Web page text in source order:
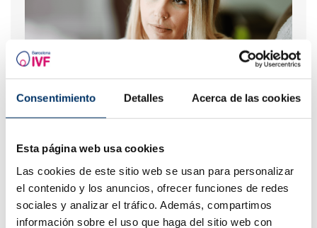
Consentimiento Detalles Acerca de las cookies
Esta página web usa cookies
Las cookies de este sitio web se usan para personalizar
el contenido y los anuncios, ofrecer funciones de redes
sociales y analizar el tráfico. Además, compartimos
información sobre el uso que haga del sitio web con
Betaespera: símptomes d'embaràs?